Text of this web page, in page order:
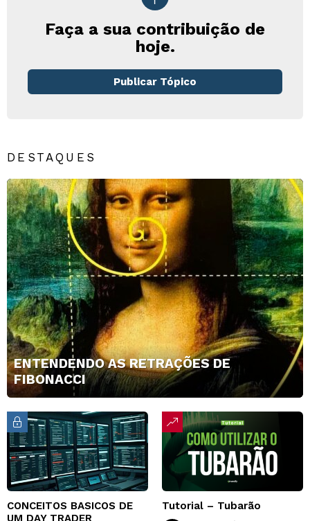
Faça a sua contribuição de
hoje.
Publicar Tópico
DESTAQUES
ENTENDENDO AS RETRAÇÕES DE
FIBONACCI
CONCEITOS BASICOS DE
UM DAY TRADER
Tutorial – Tubarão